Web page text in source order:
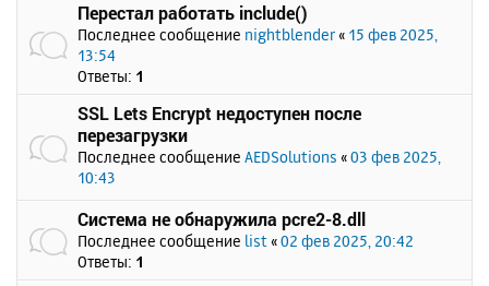
Перестал работать include()
Последнее сообщение nightblender « 15 фев 2025,
13:54
Ответы: 1
SSL Lets Encrypt недоступен после
перезагрузки
Последнее сообщение AEDSolutions «03 фев 2025,
10:43
Система не обнаружила pcre2-8.dll
Последнее сообщение list «02 фев 2025, 20:42
Ответы: 1